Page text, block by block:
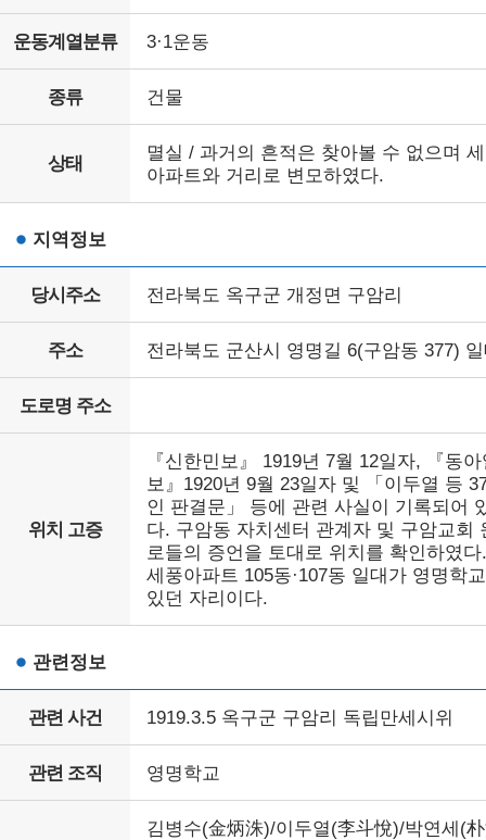
운동계열분류 3·1운동
종류 건물
상태
멸실 / 과거의 흔적은 찾아볼 수 없으며
아파트와 거리로 변모하였다.
지역정보
당시주소 전라북도 옥구군 개정면 구암리
주소 전라북도 군산시 영명길 6(구암동 377)
도로명 주소
위치 고증
『신한민보』 1919년 7월 12일자, 『동아
보』1920년 9월 23일자 및 「이두열 등
인 판결문」 등에 관련 사실이 기록되어
다. 구암동 자치센터 관계자 및 구암교회
로들의 증언을 토대로 위치를 확인하였다.
세풍아파트 105동·107동 일대가 영명학
있던 자리이다.
관련정보
관련 사건 1919.3.5 옥구군 구암리 독립만세시위
관련 조직 영명학교
김병수(金炳洙)/이두열(李斗悅)/박연세(